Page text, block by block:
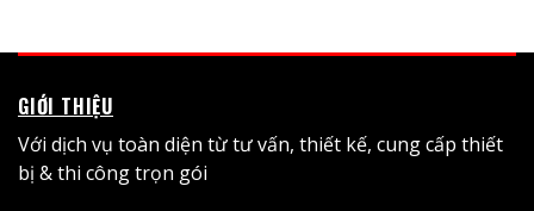
GIỚI THIỆU
Với dịch vụ toàn diện từ tư vấn, thiết kế, cung cấp thiết
bị & thi công trọn gói